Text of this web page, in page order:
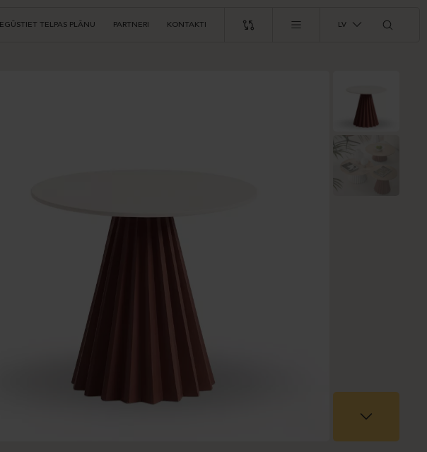
IEGŪSTIET TELPAS PLĀNU PARTNERI KONTAKTI LV